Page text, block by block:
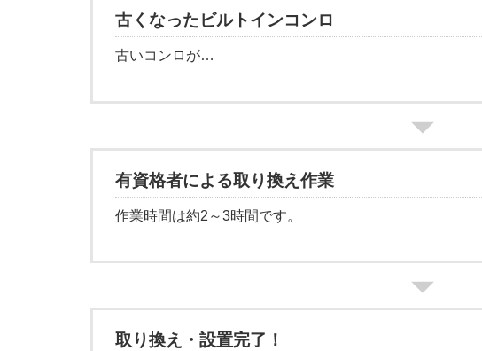
古くなったビルトインコンロ
古いコンロが…
有資格者による取り換え作業
作業時間は約2～3時間です。
取り換え・設置完了！